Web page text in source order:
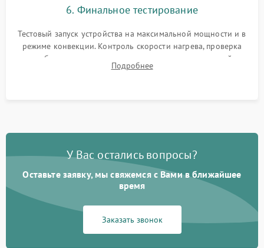
6. Финальное тестирование
Тестовый запуск устройства на максимальной мощности и в
режиме конвекции. Контроль скорости нагрева, проверка
срабатывания термостата при достижении заданной
температуры и тест на отсутствие утечек тока.
Подробнее
У Вас остались вопросы?
Оставьте заявку, мы свяжемся с Вами в ближайшее
время
Заказать звонок